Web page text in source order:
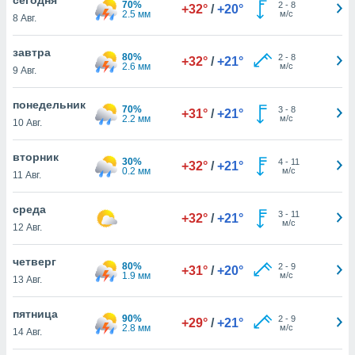
действия
на веб-
основе.
нашей
cookie
в
ВЫ
8 Авг.
70%
2.5 мм
+32° / +20° 2- 8
м/с
завтра
9 Авг.
80%
2.6 мм
+32° / +21° 2- 8
м/с
понедельник
10 Авг.
70%
2.2 мм
+31° / +21° 3- 8
м/с
вторник
11 Авг.
30%
0.2 мм
+32° / +21° 4- 11
м/с
среда
12 Авг.
+32° / +21° 3- 11
м/с
четверг
13 Авг.
80%
1.9 мм
+31° / +20° 2- 9
м/с
пятница
14 Авг.
90%
2.8 мм
+29° / +21° 2- 9
м/с